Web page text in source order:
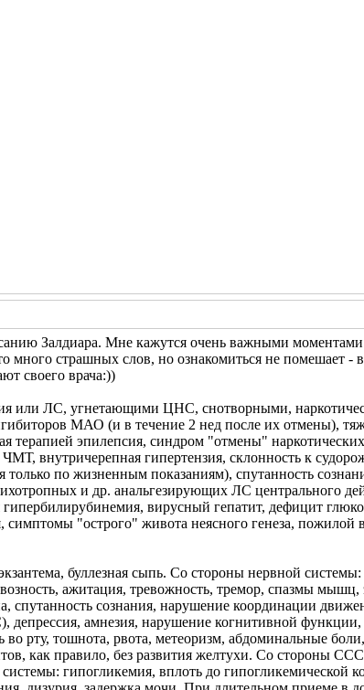
Залдиара. Мне кажутся очень важными
страшных слов, но ознакомиться не помешает -
своего врача:))
или ЛС, угнетающими ЦНС, снотворными,
МАО (и в течение 2 нед после их отмены),
терапией эпилепсия, синдром "отмены"
внутричерепная гипертензия, склонность к
по жизненным показаниям), спутанность
и др. анальгезирующих ЛС центрального
вирусный гепатит, дефицит
"острого" живота неясного генеза, пожилой
буллезная сыпь. Со стороны нервной
ажитация, тревожность, тремор, спазмы
сознания, нарушение координации
амнезия, нарушение когнитивной функции,
рту, тошнота, рвота, метеоризм, абдоминальные
как правило, без развития желтухи. Со стороны ССС:
гипогликемия, вплоть до гипогликемической